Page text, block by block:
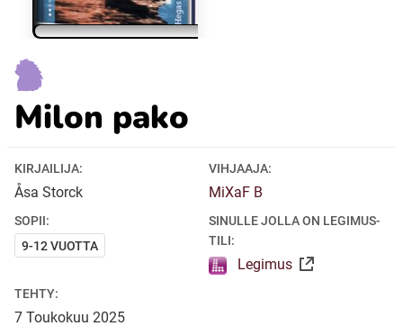
Lovari (Romska)
Milon pako
KIRJAILIJA:
Åsa Storck
VIHJAAJA:
MiXaF B
SOPII:
9-12 VUOTTA
SINULLE JOLLA ON LEGIMUS-
TILI:
Legimus
TEHTY:
7 Toukokuu 2025